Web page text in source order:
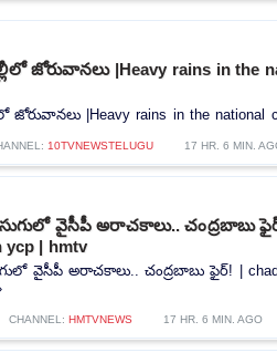
జోరువానలు |Heavy rains in the
|Heavy rains in the national
10TVNEWSTELUGU 17 HR. 6 MIN.
వైసీపీ అరాచకాలు.. చంద్రబాబు
ycp | hmtv
వైసీపీ అరాచకాలు.. చంద్రబాబు ఫైర్! |
CHANNEL: HMTVNEWS 17 HR. 6 MIN. AGO